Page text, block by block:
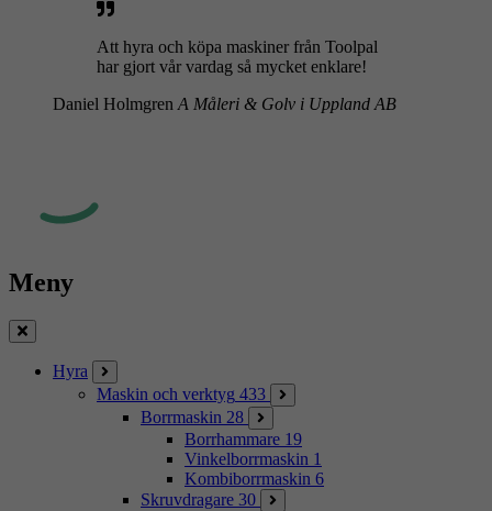
Att hyra och köpa maskiner från Toolpal
har gjort vår vardag så mycket enklare!
Daniel Holmgren A Måleri & Golv i Uppland AB
Meny
Stäng
Hyra
Maskin och verktyg 433
Borrmaskin 28
Borrhammare 19
Vinkelborrmaskin 1
Kombiborrmaskin 6
Skruvdragare 30